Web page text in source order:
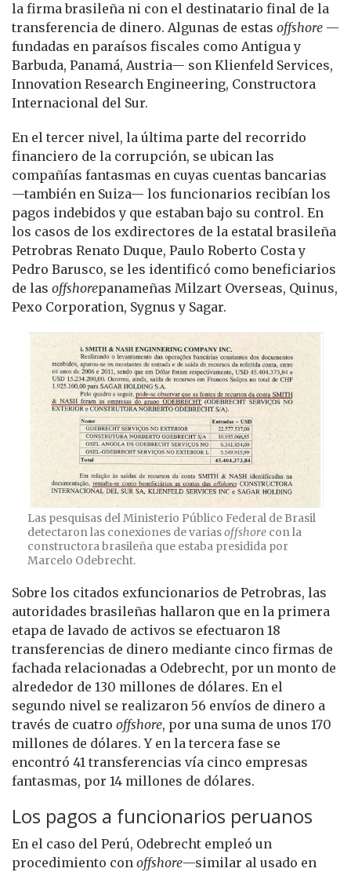
la firma brasileña ni con el destinatario final de la
transferencia de dinero. Algunas de estas offshore —
fundadas en paraísos fiscales como Antigua y
Barbuda, Panamá, Austria— son Klienfeld Services,
Innovation Research Engineering, Constructora
Internacional del Sur.
En el tercer nivel, la última parte del recorrido
financiero de la corrupción, se ubican las
compañías fantasmas en cuyas cuentas bancarias
—también en Suiza— los funcionarios recibían los
pagos indebidos y que estaban bajo su control. En
los casos de los exdirectores de la estatal brasileña
Petrobras Renato Duque, Paulo Roberto Costa y
Pedro Barusco, se les identificó como beneficiarios
de las offshorepanameñas Milzart Overseas, Quinus,
Pexo Corporation, Sygnus y Sagar.
Las pesquisas del Ministerio Público Federal de Brasil
detectaron las conexiones de variasoffshore con la
constructora brasileña que estaba presidida por
Marcelo Odebrecht.
Sobre los citados exfuncionarios de Petrobras, las
autoridades brasileñas hallaron que en la primera
etapa de lavado de activos se efectuaron 18
transferencias de dinero mediante cinco firmas de
fachada relacionadas a Odebrecht, por un monto de
alrededor de 130 millones de dólares. En el
segundo nivel se realizaron 56 envíos de dinero a
través de cuatro offshore, por una suma de unos 170
millones de dólares. Y en la tercera fase se
encontró 41 transferencias vía cinco empresas
fantasmas, por 14 millones de dólares.
Los pagos a funcionarios peruanos
En el caso del Perú, Odebrecht empleó un
procedimiento con offshore—similar al usado en